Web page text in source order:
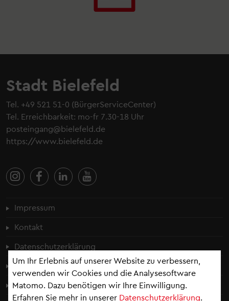
Um Ihr Erlebnis auf unserer Website zu verbessern,
verwenden wir Cookies und die Analysesoftware
Matomo. Dazu benötigen wir Ihre Einwilligung.
Erfahren Sie mehr in unserer Datenschutzerklärung.
Stadt Bielefeld
Tel. +49 521 51-0 (BürgerServiceCenter)
Tel. Erreichbarkeit: mo-fr 7.30-18 Uhr
posteingang@bielefeld.de
https://www.bielefeld.de
Fußzeilenmenü
Impressum
Kontakt
Datenschutzerklärung
Cookie-Einstellungen
Erklärung zur Barrierefreiheit